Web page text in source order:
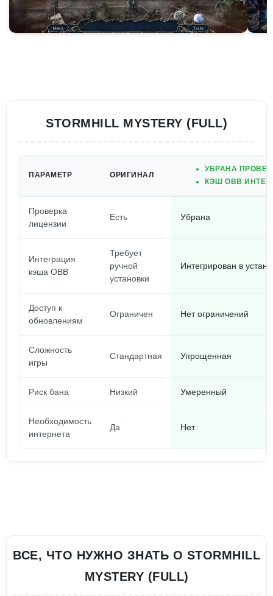
STORMHILL MYSTERY (FULL)
ПАРАМЕТР ОРИГИНАЛ
УБРАНА
КЭШ OBB
Проверка
лицензии
Есть Убрана
Интеграция
кэша OBB
Требует
ручной
установки
Интегрирован в
Доступ к
обновлениям
Ограничен Нет ограничений
Сложность
игры
Стандартная Упрощенная
Риск бана Низкий Умеренный
Необходимость
интернета
Да Нет
ВСЕ, ЧТО НУЖНО ЗНАТЬ О STORMHILL
MYSTERY (FULL)